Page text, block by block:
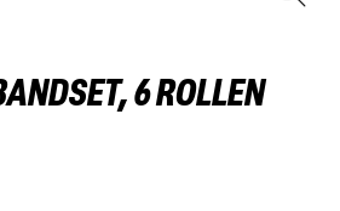
6 ROLLEN